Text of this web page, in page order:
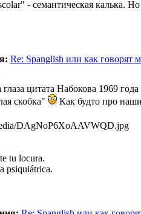
- семантическая калька.
Re: Spanglish или как говорят
цитата Набокова 1969
скобка"
Как будто про
DAgNoP6XoAAVWQD.jpg
tu locura.
psiquiátrica.